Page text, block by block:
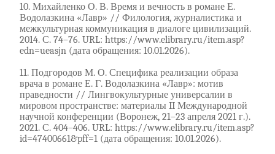
10. Михайленко О. В. Время и вечность в романе Е.
Водолазкина «Лавр» // Филология, журналистика и
межкультурная коммуникация в диалоге цивилизаций.
2014. С. 74–76. URL: https://www.elibrary.ru/item.asp?
edn=ueasjn (дата обращения: 10.01.2026).
11. Подгородов М. О. Специфика реализации образа
врача в романе Е. Г. Водолазкина «Лавр»: мотив
праведности // Лингвокультурные универсалии в
мировом пространстве: материалы II Международной
научной конференции (Воронеж, 21–23 апреля 2021 г.).
2021. С. 404–406. URL: https://www.elibrary.ru/item.asp?
id=47400661&pff=1 (дата обращения: 10.01.2026).